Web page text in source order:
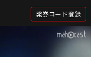
発券コード登録